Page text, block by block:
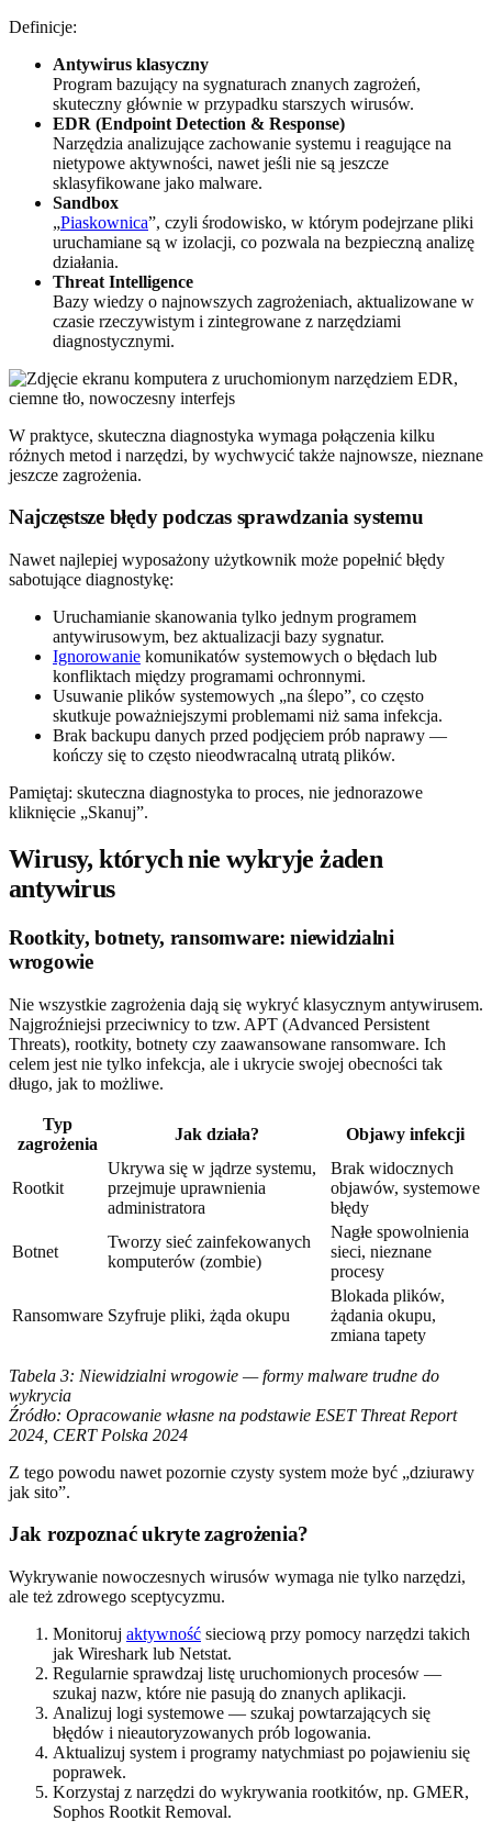
Definicje:
Antywirus klasyczny
Program bazujący na sygnaturach znanych zagrożeń,
skuteczny głównie w przypadku starszych wirusów.
EDR (Endpoint Detection & Response)
Narzędzia analizujące zachowanie systemu i reagujące na
nietypowe aktywności, nawet jeśli nie są jeszcze
sklasyfikowane jako malware.
Sandbox
„Piaskownica”, czyli środowisko, w którym podejrzane pliki
uruchamiane są w izolacji, co pozwala na bezpieczną analizę
działania.
Threat Intelligence
Bazy wiedzy o najnowszych zagrożeniach, aktualizowane w
czasie rzeczywistym i zintegrowane z narzędziami
diagnostycznymi.
W praktyce, skuteczna diagnostyka wymaga połączenia kilku
różnych metod i narzędzi, by wychwycić także najnowsze, nieznane
jeszcze zagrożenia.
Najczęstsze błędy podczas sprawdzania systemu
Nawet najlepiej wyposażony użytkownik może popełnić błędy
sabotujące diagnostykę:
Uruchamianie skanowania tylko jednym programem
antywirusowym, bez aktualizacji bazy sygnatur.
Ignorowanie komunikatów systemowych o błędach lub
konfliktach między programami ochronnymi.
Usuwanie plików systemowych „na ślepo”, co często
skutkuje poważniejszymi problemami niż sama infekcja.
Brak backupu danych przed podjęciem prób naprawy —
kończy się to często nieodwracalną utratą plików.
Pamiętaj: skuteczna diagnostyka to proces, nie jednorazowe
kliknięcie „Skanuj”.
Wirusy, których nie wykryje żaden
antywirus
Rootkity, botnety, ransomware: niewidzialni
wrogowie
Nie wszystkie zagrożenia dają się wykryć klasycznym antywirusem.
Najgroźniejsi przeciwnicy to tzw. APT (Advanced Persistent
Threats), rootkity, botnety czy zaawansowane ransomware. Ich
celem jest nie tylko infekcja, ale i ukrycie swojej obecności tak
długo, jak to możliwe.
Typ
zagrożenia
Jak działa? Objawy infekcji
Rootkit
Ukrywa się w jądrze systemu,
przejmuje uprawnienia
administratora
Brak widocznych
objawów, systemowe
błędy
Botnet
Tworzy sieć zainfekowanych
komputerów (zombie)
Nagłe spowolnienia
sieci, nieznane
procesy
Ransomware Szyfruje pliki, żąda okupu
Blokada plików,
żądania okupu,
zmiana tapety
Tabela 3: Niewidzialni wrogowie — formy malware trudne do
wykrycia
Źródło: Opracowanie własne na podstawie ESET Threat Report
2024, CERT Polska 2024
Z tego powodu nawet pozornie czysty system może być „dziurawy
jak sito”.
Jak rozpoznać ukryte zagrożenia?
Wykrywanie nowoczesnych wirusów wymaga nie tylko narzędzi,
ale też zdrowego sceptycyzmu.
Monitoruj aktywność sieciową przy pomocy narzędzi takich
jak Wireshark lub Netstat.
Regularnie sprawdzaj listę uruchomionych procesów —
szukaj nazw, które nie pasują do znanych aplikacji.
Analizuj logi systemowe — szukaj powtarzających się
błędów i nieautoryzowanych prób logowania.
Aktualizuj system i programy natychmiast po pojawieniu się
poprawek.
Korzystaj z narzędzi do wykrywania rootkitów, np. GMER,
Sophos Rootkit Removal.